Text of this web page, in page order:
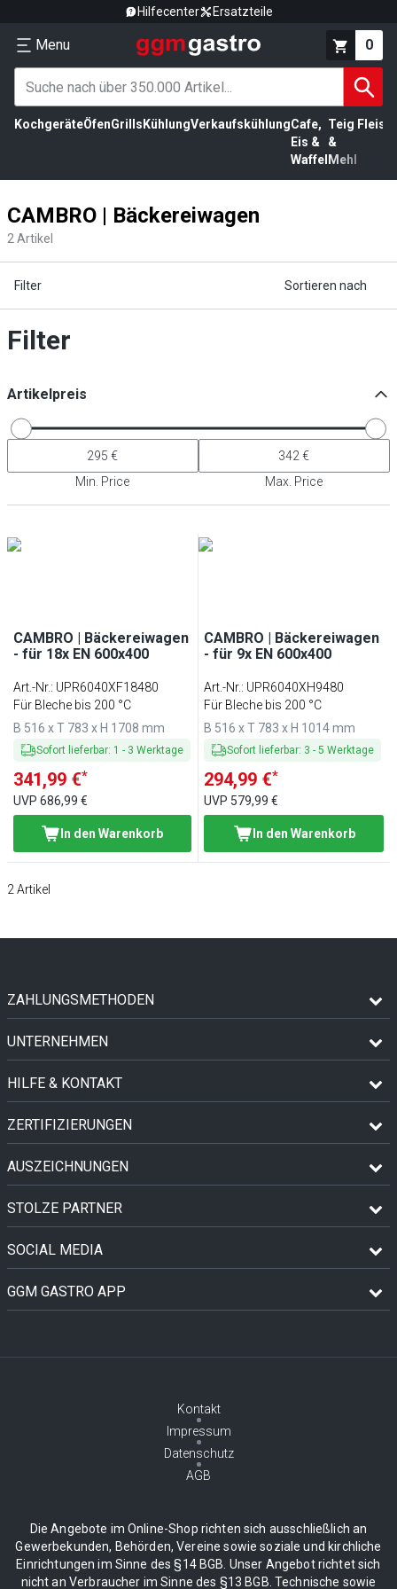
Hilfecenter Ersatzteile
Menu 0
KochgeräteÖfenGrills KühlungVerkaufskühlungCafe,
Eis &
Waffel
Teig
&
Mehl
CAMBRO | Bäckereiwagen
2 Artikel
Filter Sortieren nach
Filter
Artikelpreis
Min. Price Max. Price
CAMBRO | Bäckereiwagen
- für 18x EN 600x400
Art.-Nr.: UPR6040XF18480
Für Bleche bis 200 °C
B 516 x T 783 x H 1708 mm
Sofort lieferbar: 1 - 3 Werktage
341,99 €*
UVP 686,99 €
In den Warenkorb
CAMBRO | Bäckereiwagen
- für 9x EN 600x400
Art.-Nr.: UPR6040XH9480
Für Bleche bis 200 °C
B 516 x T 783 x H 1014 mm
Sofort lieferbar: 3 -5 Werktage
294,99 €*
UVP 579,99 €
In den Warenkorb
2 Artikel
ZAHLUNGSMETHODEN
UNTERNEHMEN
HILFE & KONTAKT
ZERTIFIZIERUNGEN
AUSZEICHNUNGEN
STOLZE PARTNER
SOCIAL MEDIA
GGM GASTRO APP
Kontakt
Impressum
Datenschutz
AGB
Die Angebote im Online-Shop richten sich ausschließlich an
Gewerbekunden, Behörden, Vereine sowie soziale und kirchliche
Einrichtungen im Sinne des §14 BGB. Unser Angebot richtet sich
nicht an Verbraucher im Sinne des §13 BGB. Technische sowie